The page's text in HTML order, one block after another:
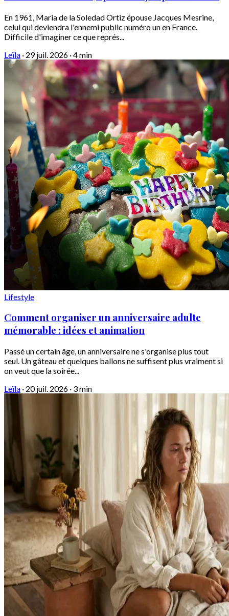
En 1961, Maria de la Soledad Ortiz épouse Jacques Mesrine,
celui qui deviendra l'ennemi public numéro un en France.
Difficile d'imaginer ce que représ...
Leïla · 29 juil. 2026 ·4 min
Lifestyle
Comment organiser un anniversaire adulte
mémorable : idées et animation
Passé un certain âge, un anniversaire ne s'organise plus tout
seul. Un gâteau et quelques ballons ne suffisent plus vraiment si
on veut que la soirée...
Leïla · 20 juil. 2026 · 3 min